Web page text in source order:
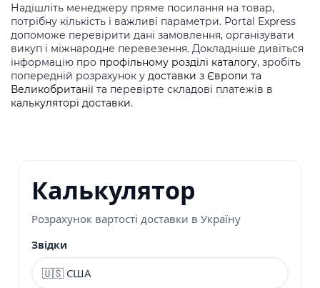
Надішліть менеджеру пряме посилання на товар,
потрібну кількість і важливі параметри. Portal Express
допоможе перевірити дані замовлення, організувати
викуп і міжнародне перевезення. Докладніше дивіться
інформацію про профільному розділі каталогу, зробіть
попередній розрахунок у доставки з Європи та
Великобританії та перевірте складові платежів в
калькуляторі доставки.
Калькулятор
Розрахунок вартості доставки в Україну
Звідки